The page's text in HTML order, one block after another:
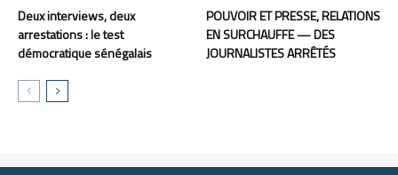
Deux interviews, deux
arrestations : le test
démocratique sénégalais
POUVOIR ET PRESSE, RELATIONS
EN SURCHAUFFE — DES
JOURNALISTES ARRÊTÉS